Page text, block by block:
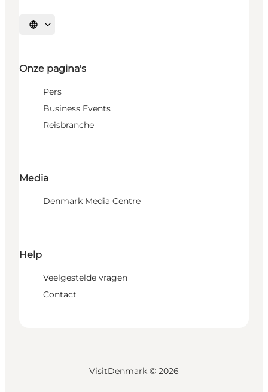
Selecteer taal
Onze pagina's
Pers
Business Events
Reisbranche
Media
Denmark Media Centre
Help
Veelgestelde vragen
Contact
VisitDenmark © 2026